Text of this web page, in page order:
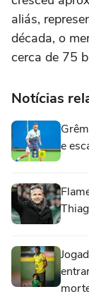
aliás,
década, o
cerca de 75
Notícias
e